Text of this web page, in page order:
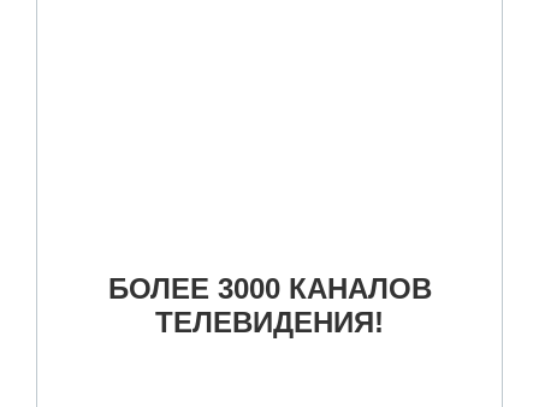
БОЛЕЕ 3000 КАНАЛОВ
ТЕЛЕВИДЕНИЯ!